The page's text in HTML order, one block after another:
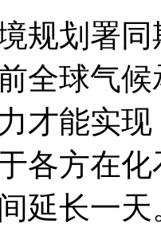
划署同
全球气
才能实
各方在
延长一